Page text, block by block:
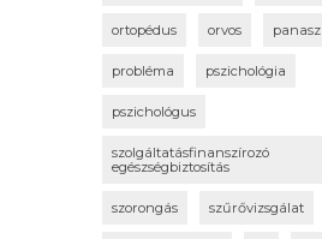
ortopédus orvos panasz
probléma pszichológia
pszichológus
szolgáltatásfinanszírozó
egészségbiztosítás
szorongás szűrővizsgálat